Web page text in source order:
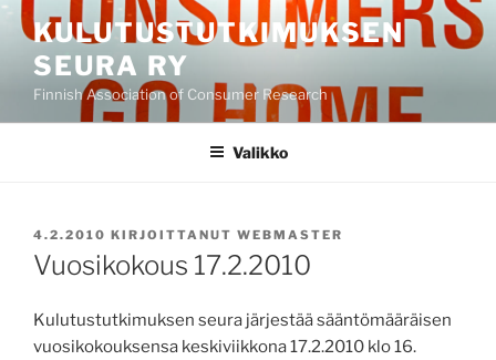
Siirry
sisältöönKULUTUSTUTKIMUKSEN
SEURA RY
Finnish Association of Consumer Research
Valikko
JULKAISTU
4.2.2010 KIRJOITTANUT WEBMASTER
Vuosikokous 17.2.2010
Kulutustutkimuksen seura järjestää sääntömääräisen
vuosikokouksensa keskiviikkona 17.2.2010 klo 16.